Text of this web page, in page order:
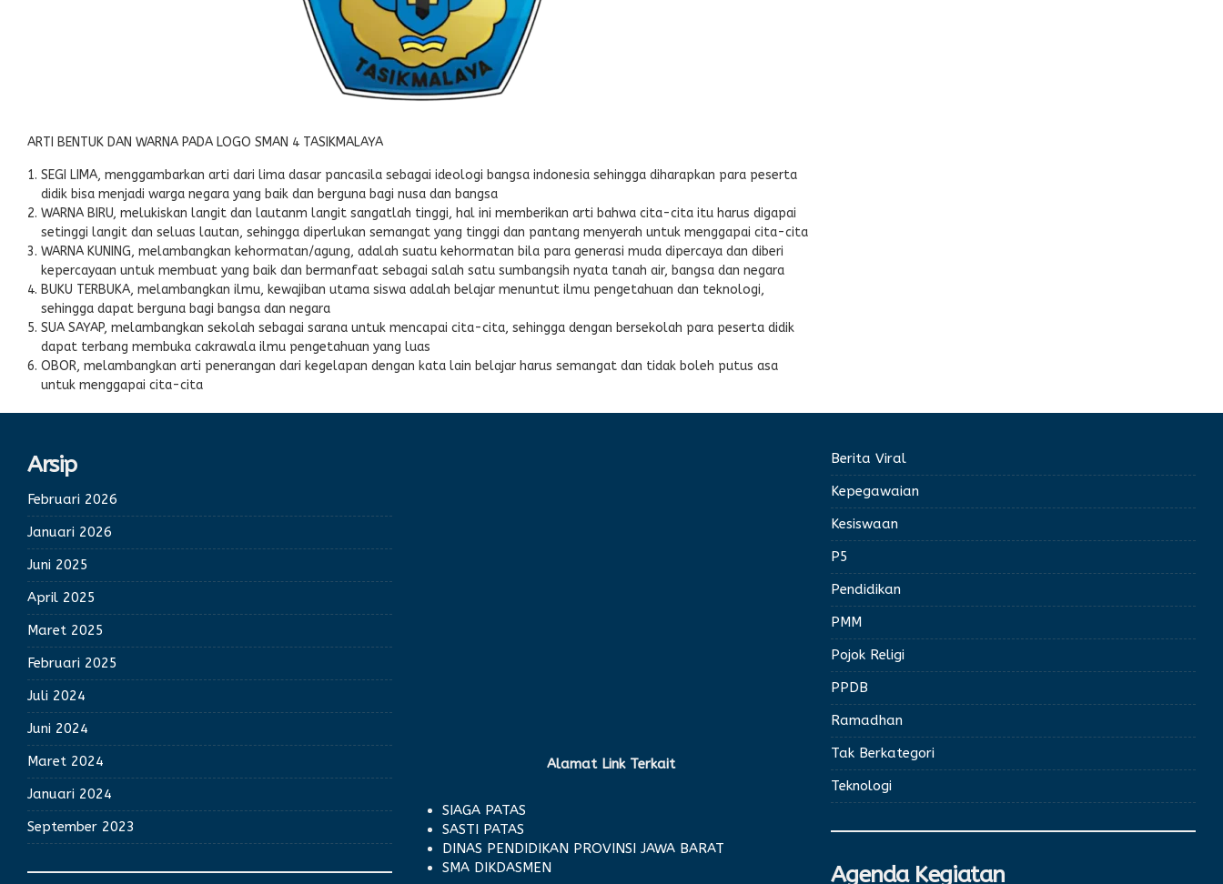
ARTI BENTUK DAN WARNA PADA LOGO SMAN 4 TASIKMALAYA
SEGI LIMA, menggambarkan arti dari lima dasar pancasila sebagai ideologi bangsa indonesia sehingga diharapkan para peserta
didik bisa menjadi warga negara yang baik dan berguna bagi nusa dan bangsa
WARNA BIRU, melukiskan langit dan lautanm langit sangatlah tinggi, hal ini memberikan arti bahwa cita-cita itu harus digapai
setinggi langit dan seluas lautan, sehingga diperlukan semangat yang tinggi dan pantang menyerah untuk menggapai cita-cita
WARNA KUNING, melambangkan kehormatan/agung, adalah suatu kehormatan bila para generasi muda dipercaya dan diberi
kepercayaan untuk membuat yang baik dan bermanfaat sebagai salah satu sumbangsih nyata tanah air, bangsa dan negara
BUKU TERBUKA, melambangkan ilmu, kewajiban utama siswa adalah belajar menuntut ilmu pengetahuan dan teknologi,
sehingga dapat berguna bagi bangsa dan negara
SUA SAYAP, melambangkan sekolah sebagai sarana untuk mencapai cita-cita, sehingga dengan bersekolah para peserta didik
dapat terbang membuka cakrawala ilmu pengetahuan yang luas
OBOR, melambangkan arti penerangan dari kegelapan dengan kata lain belajar harus semangat dan tidak boleh putus asa
untuk menggapai cita-cita
Arsip
Februari 2026
Januari 2026
Juni 2025
April 2025
Maret 2025
Februari 2025
Juli 2024
Juni 2024
Maret 2024
Januari 2024
September 2023
Alamat Link Terkait
SIAGA PATAS
SASTI PATAS
DINAS PENDIDIKAN PROVINSI JAWA BARAT
SMA DIKDASMEN
Berita Viral
Kepegawaian
Kesiswaan
P5
Pendidikan
PMM
Pojok Religi
PPDB
Ramadhan
Tak Berkategori
Teknologi
Agenda Kegiatan